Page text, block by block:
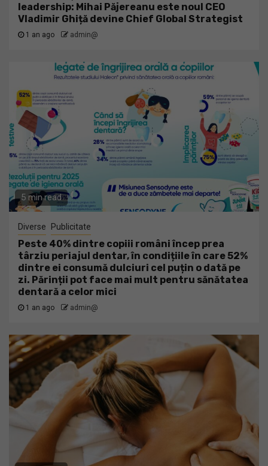
leadership: Mihai Păjereanu este noul CEO
Vladimir Ghiță devine Chief Global Strategist
1 an ago admin@
5 min read
Diverse Publicitate
Peste 40% dintre copiii români încep prea
târziu periajul dentar, în condițiile în care 52%
dintre ei consumă dulciuri cel puțin o dată pe
zi. Părinții pot face mai mult pentru sănătatea
dentară a celor mici
1 an ago admin@